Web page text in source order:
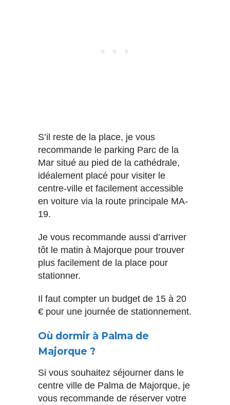
S’il reste de la place, je vous
recommande le parking Parc de la
Mar situé au pied de la cathédrale,
idéalement placé pour visiter le
centre-ville et facilement accessible
en voiture via la route principale MA-
19.
Je vous recommande aussi d’arriver
tôt le matin à Majorque pour trouver
plus facilement de la place pour
stationner.
Il faut compter un budget de 15 à 20
€ pour une journée de stationnement.
Où dormir à Palma de
Majorque ?
Si vous souhaitez séjourner dans le
centre ville de Palma de Majorque, je
vous recommande de réserver votre